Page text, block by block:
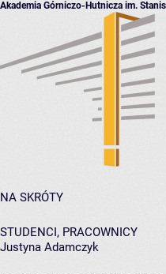
Akademia Górniczo-Hutnicza im.
NA SKRÓTY
STUDENCI, PRACOWNICY
Justyna Adamczyk